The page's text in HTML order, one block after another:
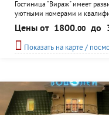
Гостиница "Вираж" имеет
уютными номерами и
гостиничного комплекса могут
сауны, солярия и конференц
возможность
прокат. Гостиница имеет
Цены от 1800.00 до
Показать на карте /